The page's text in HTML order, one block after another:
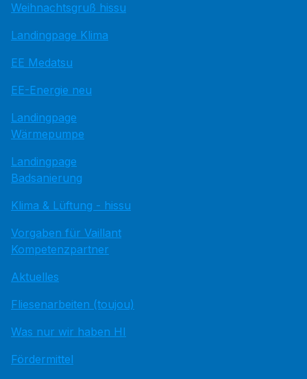
Weihnachtsgruß hissu
Landingpage Klima
EE Medatsu
EE-Energie neu
Landingpage
Wärmepumpe
Landingpage
Badsanierung
Klima & Lüftung - hissu
Vorgaben für Vaillant
Kompetenzpartner
Aktuelles
Fliesenarbeiten (toujou)
Was nur wir haben HI
Fördermittel